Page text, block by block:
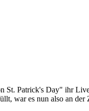
St. Patrick's Day" ihr
war es nun also an